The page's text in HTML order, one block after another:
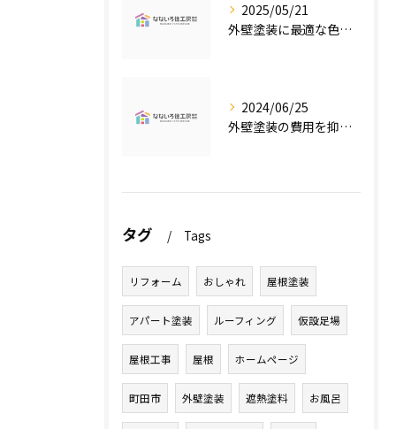
2025/05/21
外壁塗装に最適な色の選び方
2024/06/25
外壁塗装の費用を抑えたい人必見！低価格で高品質な外壁塗装工事のポイントとは？
タグ Tags
リフォーム おしゃれ 屋根塗装
アパート塗装 ルーフィング 仮設足場
屋根工事 屋根 ホームページ
町田市 外壁塗装 遮熱塗料 お風呂